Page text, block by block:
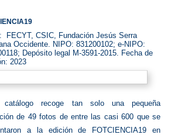
FECYT, CSIC, Fundación Jesús Serra
Occidente. NIPO: 831200102; e-NIPO:
Depósito legal M-3591-2015. Fecha de
2023
catálogo recoge tan solo una pequeña
de 49 fotos de entre las casi 600 que se
a la edición de FOTCIENCIA19 en